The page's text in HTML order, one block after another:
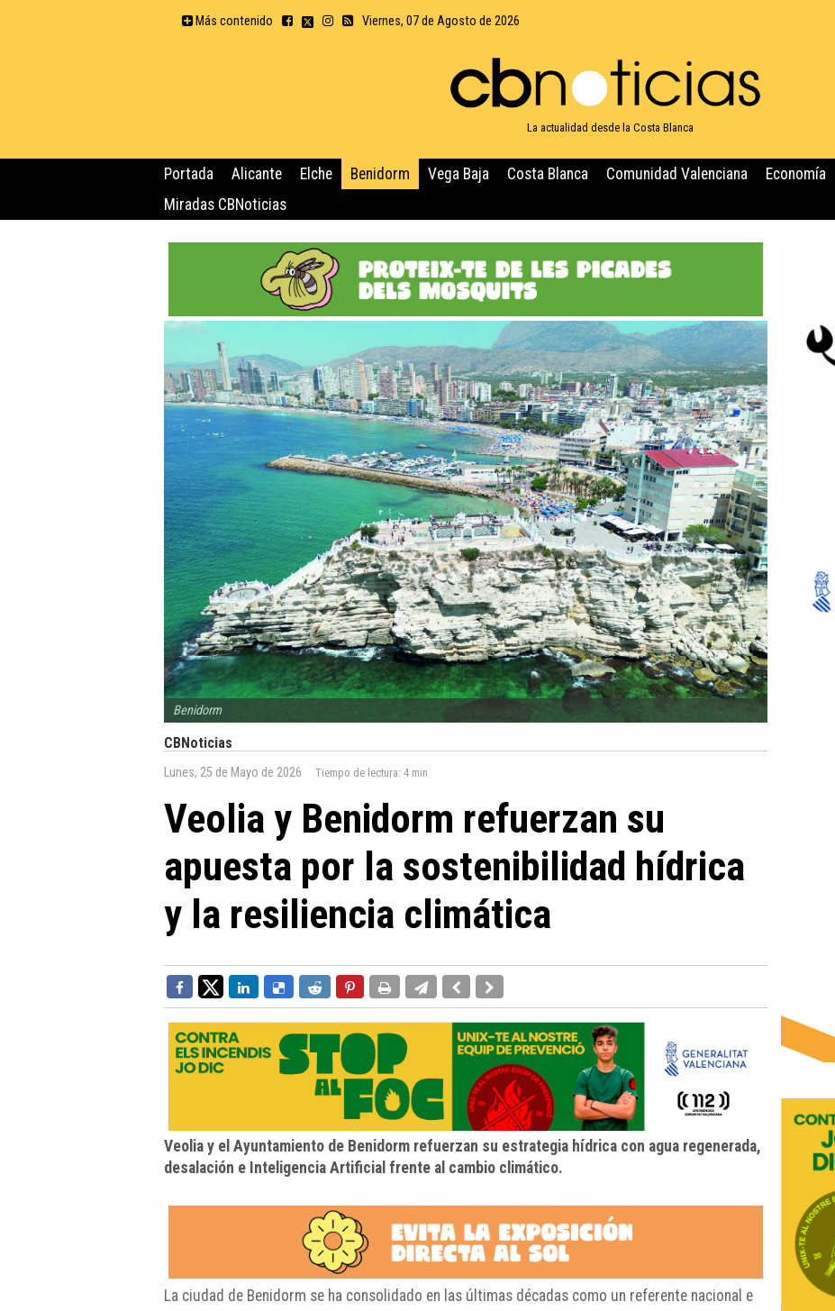
Más contenido Viernes, 07 de Agosto de 2026
La actualidad desde la Costa Blanca
Portada Alicante Elche Benidorm Vega Baja Costa Blanca Comunidad Valenciana Economía
Miradas CBNoticias
Benidorm
CBNoticias
Lunes, 25 de Mayo de 2026 Tiempo de lectura: 4 min
Veolia y Benidorm refuerzan su
apuesta por la sostenibilidad hídrica
y la resiliencia climática
Veolia y el Ayuntamiento de Benidorm refuerzan su estrategia hídrica con agua regenerada,
desalación e Inteligencia Artificial frente al cambio climático.
La ciudad de Benidorm se ha consolidado en las últimas décadas como un referente nacional e